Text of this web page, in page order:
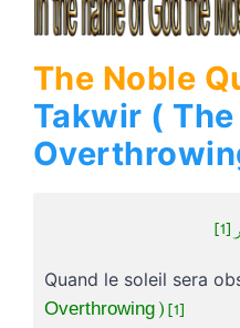
The Noble
Takwir ( The
Quand le soleil sera
Overthrowing ) [1]